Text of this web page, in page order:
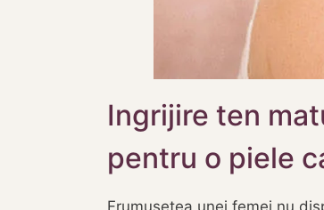
Ingrijire ten
pentru o piele
Frumusetea unei femei nu